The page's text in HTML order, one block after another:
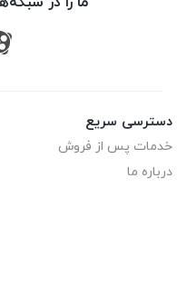
دسترسی سریع
خدمات پس از فروش
درباره ما